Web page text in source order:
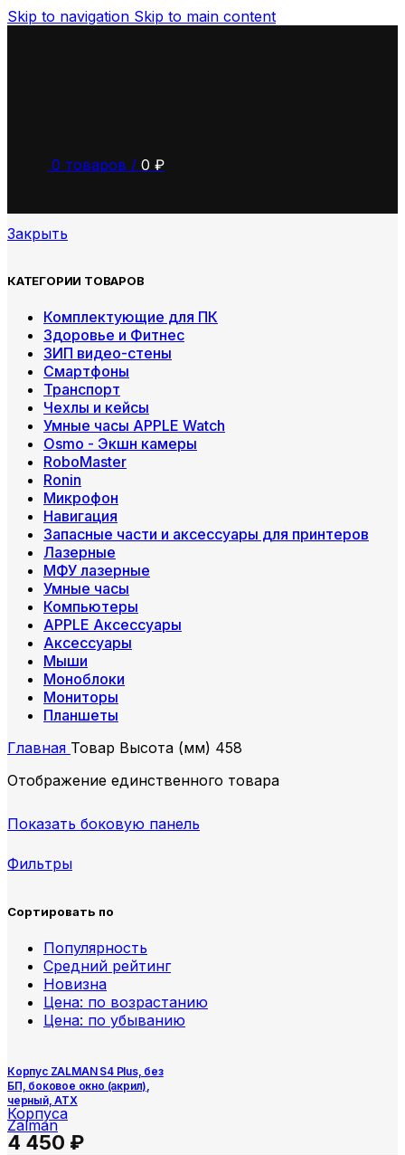
Skip to navigation Skip to main content
0 товаров / 0 ₽
Закрыть
КАТЕГОРИИ ТОВАРОВ
Комплектующие для ПК
Здоровье и Фитнес
ЗИП видео-стены
Смартфоны
Транспорт
Чехлы и кейсы
Умные часы APPLE Watch
Osmo - Экшн камеры
RoboMaster
Ronin
Микрофон
Навигация
Запасные части и аксессуары для принтеров
Лазерные
МФУ лазерные
Умные часы
Компьютеры
APPLE Аксессуары
Аксессуары
Мыши
Моноблоки
Мониторы
Планшеты
Главная Товар Высота (мм) 458
Отображение единственного товара
Показать боковую панель
Фильтры
Сортировать по
Популярность
Средний рейтинг
Новизна
Цена: по возрастанию
Цена: по убыванию
Корпус ZALMAN S4 Plus, без
БП, боковое окно (акрил),
черный, ATX
Корпуса
Zalman
4 450 ₽